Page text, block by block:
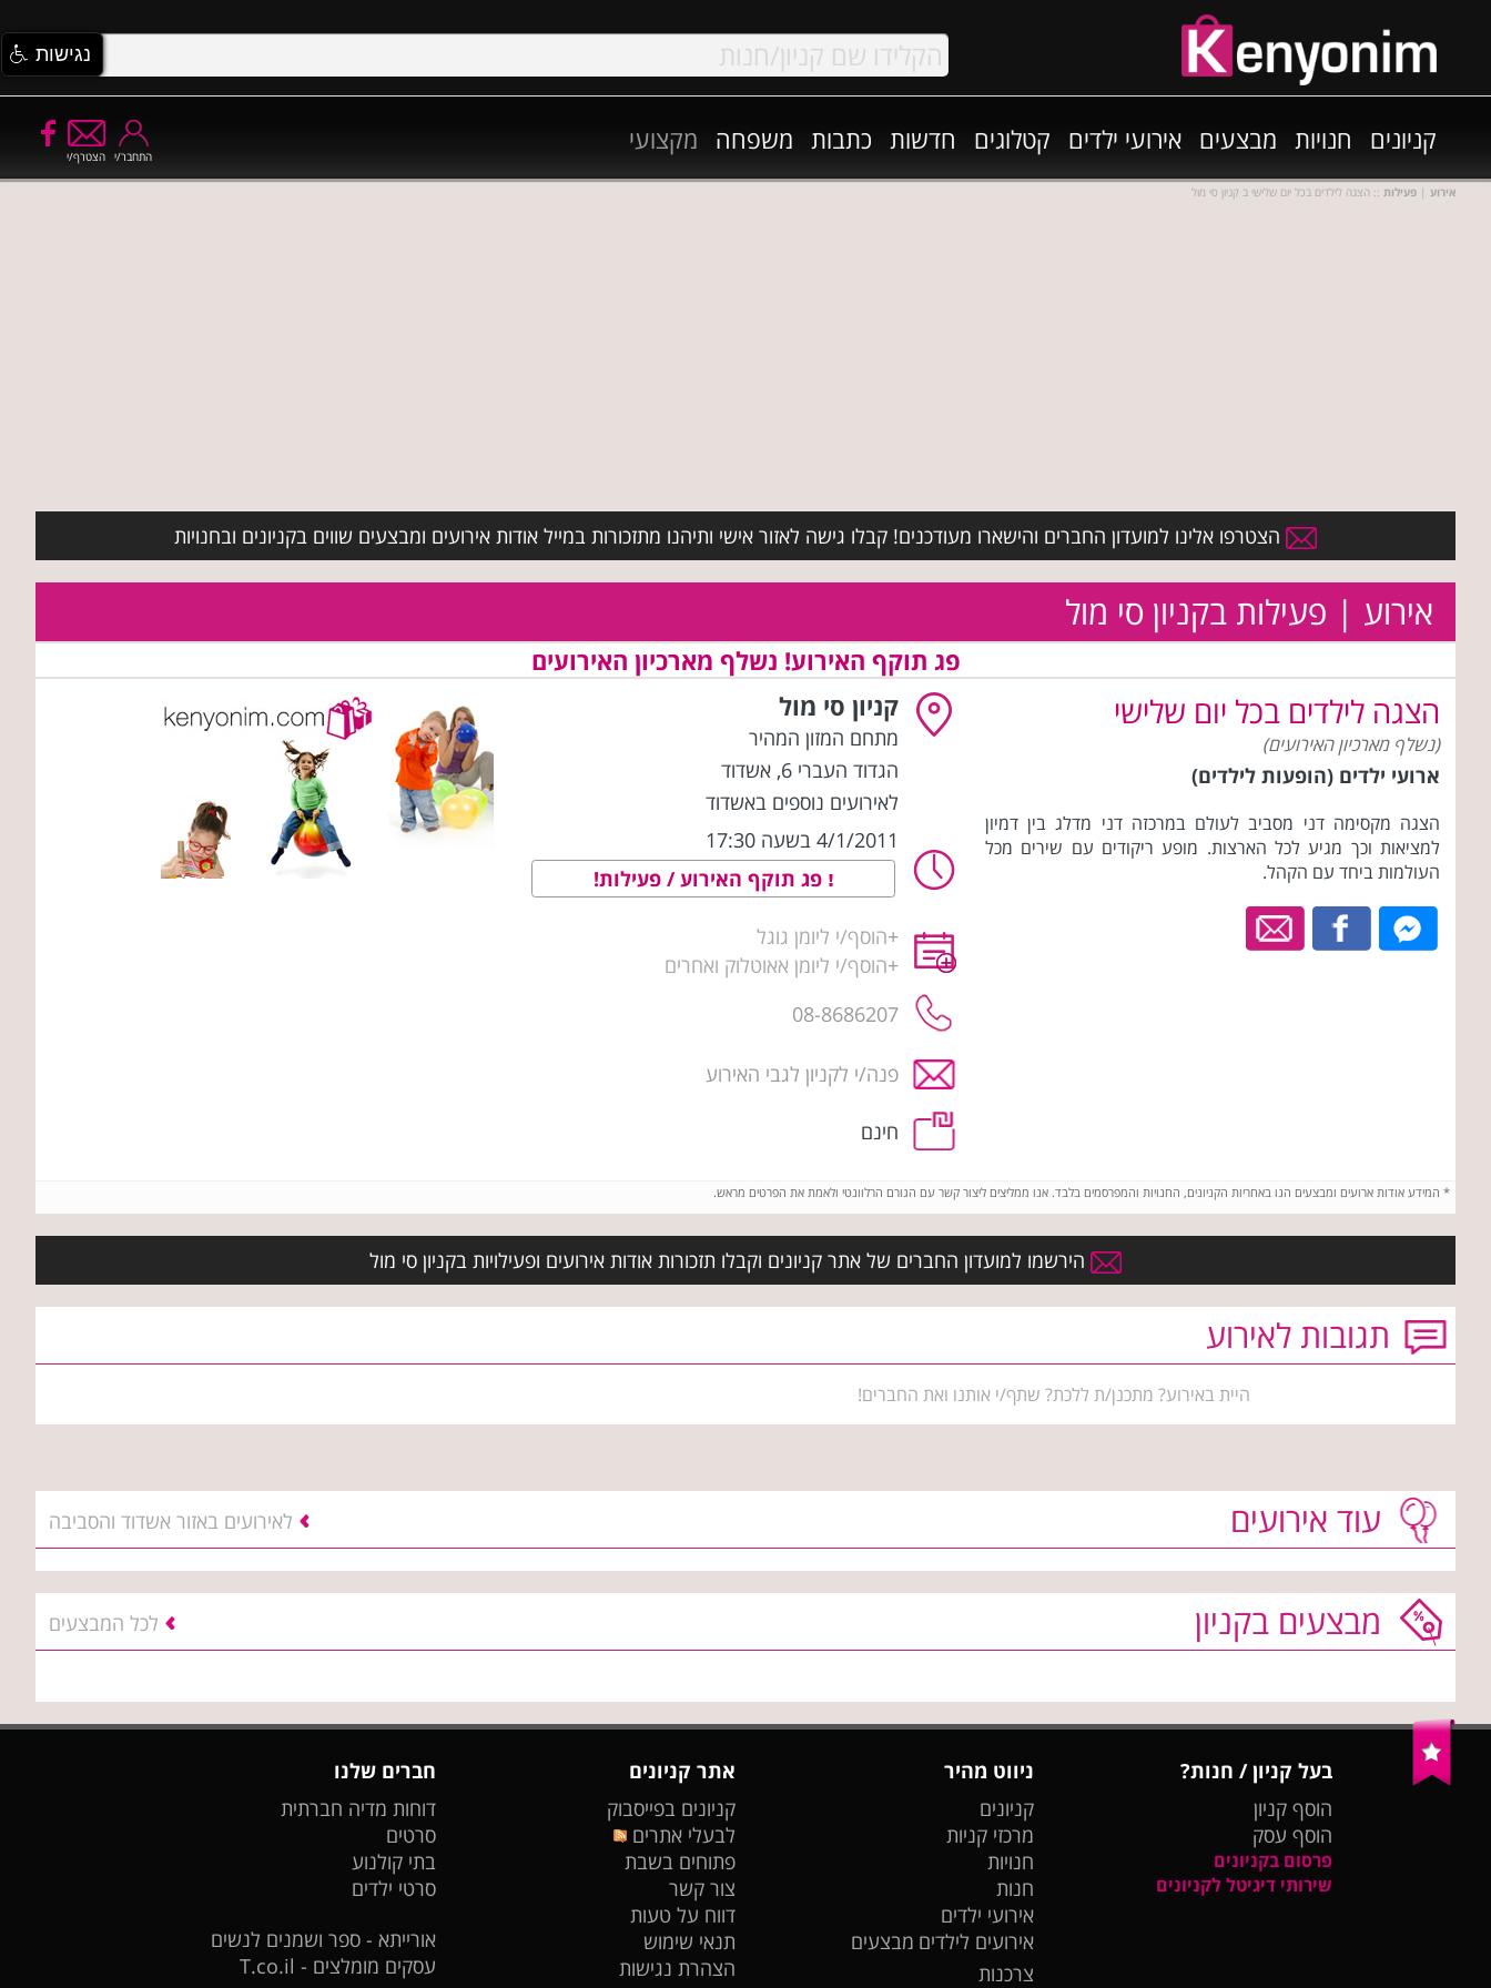
קניונים חנויות מבצעים אירועי ילדים קטלוגים חדשות כתבות משפחה מקצועי
הצטרף/י התחבר/י
אירוע | פעילות :: הצגה לילדים בכל יום שלישי ב קניון סי מול
הצטרפו אלינו למועדון החברים והישארו מעודכנים! קבלו גישה לאזור אישי ותיהנו מתזכורות במייל אודות אירועים ומבצעים שווים בקניונים ובחנויות
אירוע | פעילות בקניון סי מול
פג תוקף האירוע! נשלף מארכיון האירועים
הצגה לילדים בכל יום שלישי
(נשלף מארכיון האירועים)
ארועי ילדים (הופעות לילדים)
הצגה מקסימה דני מסביב לעולם במרכזה דני מדלג בין דמיון
למציאות וכך מגיע לכל הארצות. מופע ריקודים עם שירים מכל
העולמות ביחד עם הקהל.
קניון סי מול
מתחם המזון המהיר
הגדוד העברי 6
, אשדוד
לאירועים נוספים באשדוד
4/1/2011 בשעה 17:30
פג תוקף האירוע / פעילות!
+הוסף/י ליומן גוגל
+הוסף/י ליומן אאוטלוק ואחרים
08-8686207
פנה/י לקניון לגבי האירוע
חינם
* המידע אודות ארועים ומבצעים הנו באחריות הקניונים, החנויות והמפרסמים בלבד. אנו ממליצים ליצור קשר עם הגורם הרלוונטי ולאמת את הפרטים מראש.
הירשמו למועדון החברים של אתר קניונים וקבלו תזכורות אודות אירועים ופעילויות בקניון סי מול
תגובות לאירוע
היית באירוע? מתכנן/ת ללכת? שתף/י אותנו ואת החברים!
עוד אירועים לאירועים באזור אשדוד והסביבה
מבצעים בקניון לכל המבצעים
בעל קניון / חנות?
הוסף קניון
הוסף עסק
פרסום בקניונים
שירותי דיגיטל לקניונים
ניווט מהיר
קניונים
מרכזי קניות
חנויות
חנות
אירועי ילדים
אירועים לילדים מבצעים
צרכנות
אתר קניונים
קניונים בפייסבוק
לבעלי אתרים
פתוחים בשבת
צור קשר
דווח על טעות
תנאי שימוש
הצהרת נגישות
חברים שלנו
דוחות מדיה חברתית
סרטים
בתי קולנוע
סרטי ילדים
אורייתא - ספר ושמנים לנשים
עסקים מומלצים - T.co.il
נגישות